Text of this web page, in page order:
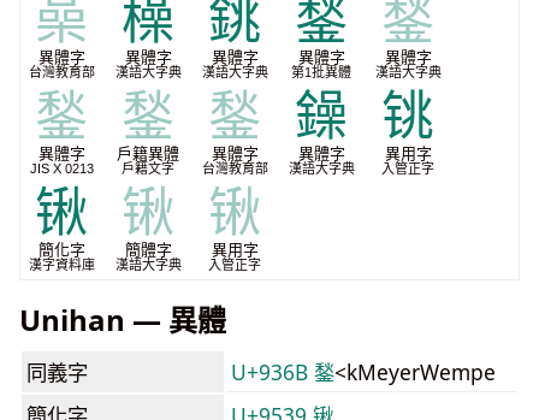
喿
異體字
台灣教育部
橾
異體字
漢語大字典
銚
異體字
漢語大字典
鍫
異體字
第1批異體
鍫
異體字
漢語大字典
鍫
異體字
JIS X 0213
鍫
戶籍異體
戶籍文字
鍫
異體字
台灣教育部
鐰
異體字
漢語大字典
铫
異用字
入管正字
锹
簡化字
漢字資料庫
锹
簡體字
漢語大字典
锹
異用字
入管正字
Unihan — 異體
同義字 U+936B 鍫<kMeyerWempe